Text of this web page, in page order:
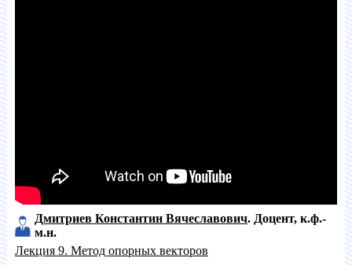
Дмитриев Константин Вячеславович Доцент к.ф.-
м.н.
Лекция 9. Метод опорных векторов